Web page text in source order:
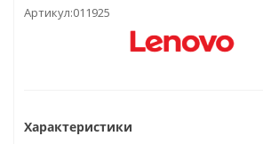
Артикул:011925
Характеристики